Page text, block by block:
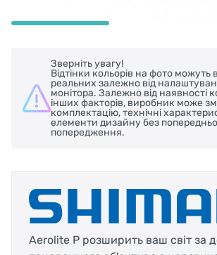
Зверніть увагу!
Відтінки кольорів на фото можуть
реальних залежно від
монітора. Залежно від наявності
інших факторів, виробник може
комплектацію, технічні
елементи дизайну без
попередження.
Aerolite P розширить ваш світ за